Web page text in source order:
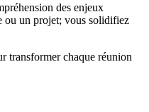
des enjeux
ou un projet; vous solidifiez
transformer chaque réunion